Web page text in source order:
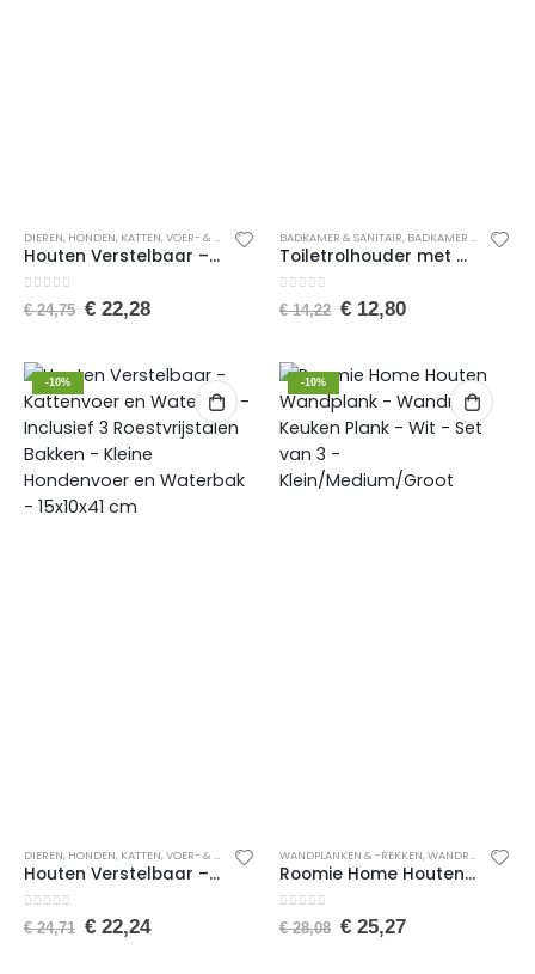
DIEREN, HONDEN, KATTEN,VOER- & DRINKBAKKEN ,VOERBAKKEN
Houten Verstelbaar – Kattenvoer en Waterbak – Inclusief 2 Roestvrijstalen Bakken – Kleine Hondenvoer en Waterbak – 15x6x30 cm
0 van de 5
€24,75 €22,28
BADKAMER & SANITAIR, BADKAMER ACCESSOIRES
Toiletrolhouder met Telefoonplank / Metalen Matzwarte / Stainless WC Rolhouder Zwart / Toiletrolhouder / Toiletrolhouder met Plankje / Badkamer Accessoires / 15 X 7 cm
0 van de 5
€14,22 €12,80
-10%
DIEREN, HONDEN, KATTEN,VOER- & DRINKBAKKEN ,VOERBAKKEN
Houten Verstelbaar – Kattenvoer en Waterbak – Inclusief 3 Roestvrijstalen Bakken – Kleine Hondenvoer en Waterbak – 15x10x41 cm
0 van de 5
€24,71 €22,24
-10%
WANDPLANKEN & -REKKEN,WANDREKKEN ,
Roomie Home Houten Wandplank – Wandrek – Keuken Plank – Wit – Set van 3 – Klein/Medium/Groot
0 van de 5
€28,08 €25,27